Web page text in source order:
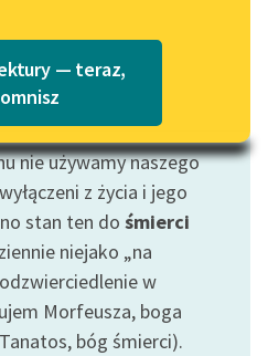
Katalog w formacie PDF
— teraz,
nie używamy naszego
z życia i jego
stan ten do śmierci
niejako „na
w
Morfeusza, boga
bóg śmierci).